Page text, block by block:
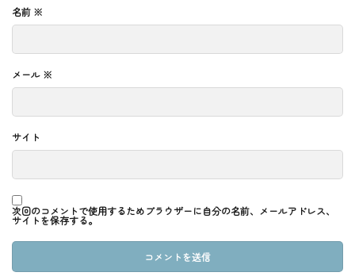
名前 ※
メール ※
サイト
次回のコメントで使用するためブラウザーに自分の名前、メールアドレス、
サイトを保存する。